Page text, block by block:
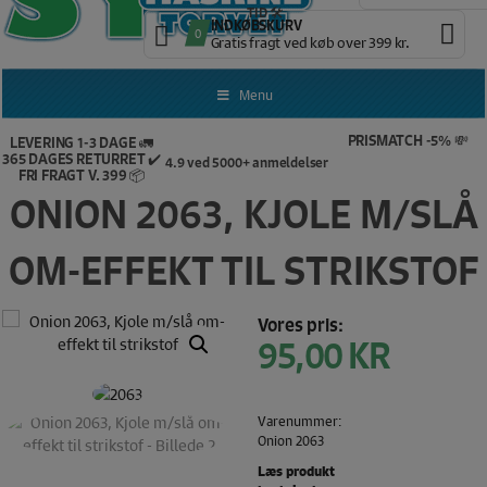
LEVERING 1-3 DAGE 🚛
365 DAGES RETURRET ✔️
FRI FRAGT V. 399 📦
4.9 ved 5000+ anmeldelser
PRISMATCH -5% 💸
TID 🛠️
0 INDKØBSKURV
Gratis fragt ved køb over 399 kr.
Menu
ONION 2063, KJOLE M/SLÅ
OM-EFFEKT TIL STRIKSTOF
Vores pris:
95,00KR
Varenummer:
Onion 2063
Læs produkt